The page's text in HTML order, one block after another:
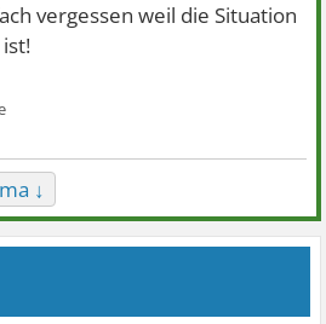
vergessen weil die Situation
↓